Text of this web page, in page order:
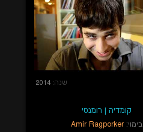
שנה: 2014
קומדיה| רומנטי
בימוי: Amir Ragporker